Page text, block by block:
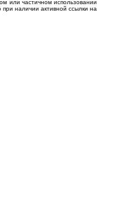
или частичном использовании
наличии активной ссылки на